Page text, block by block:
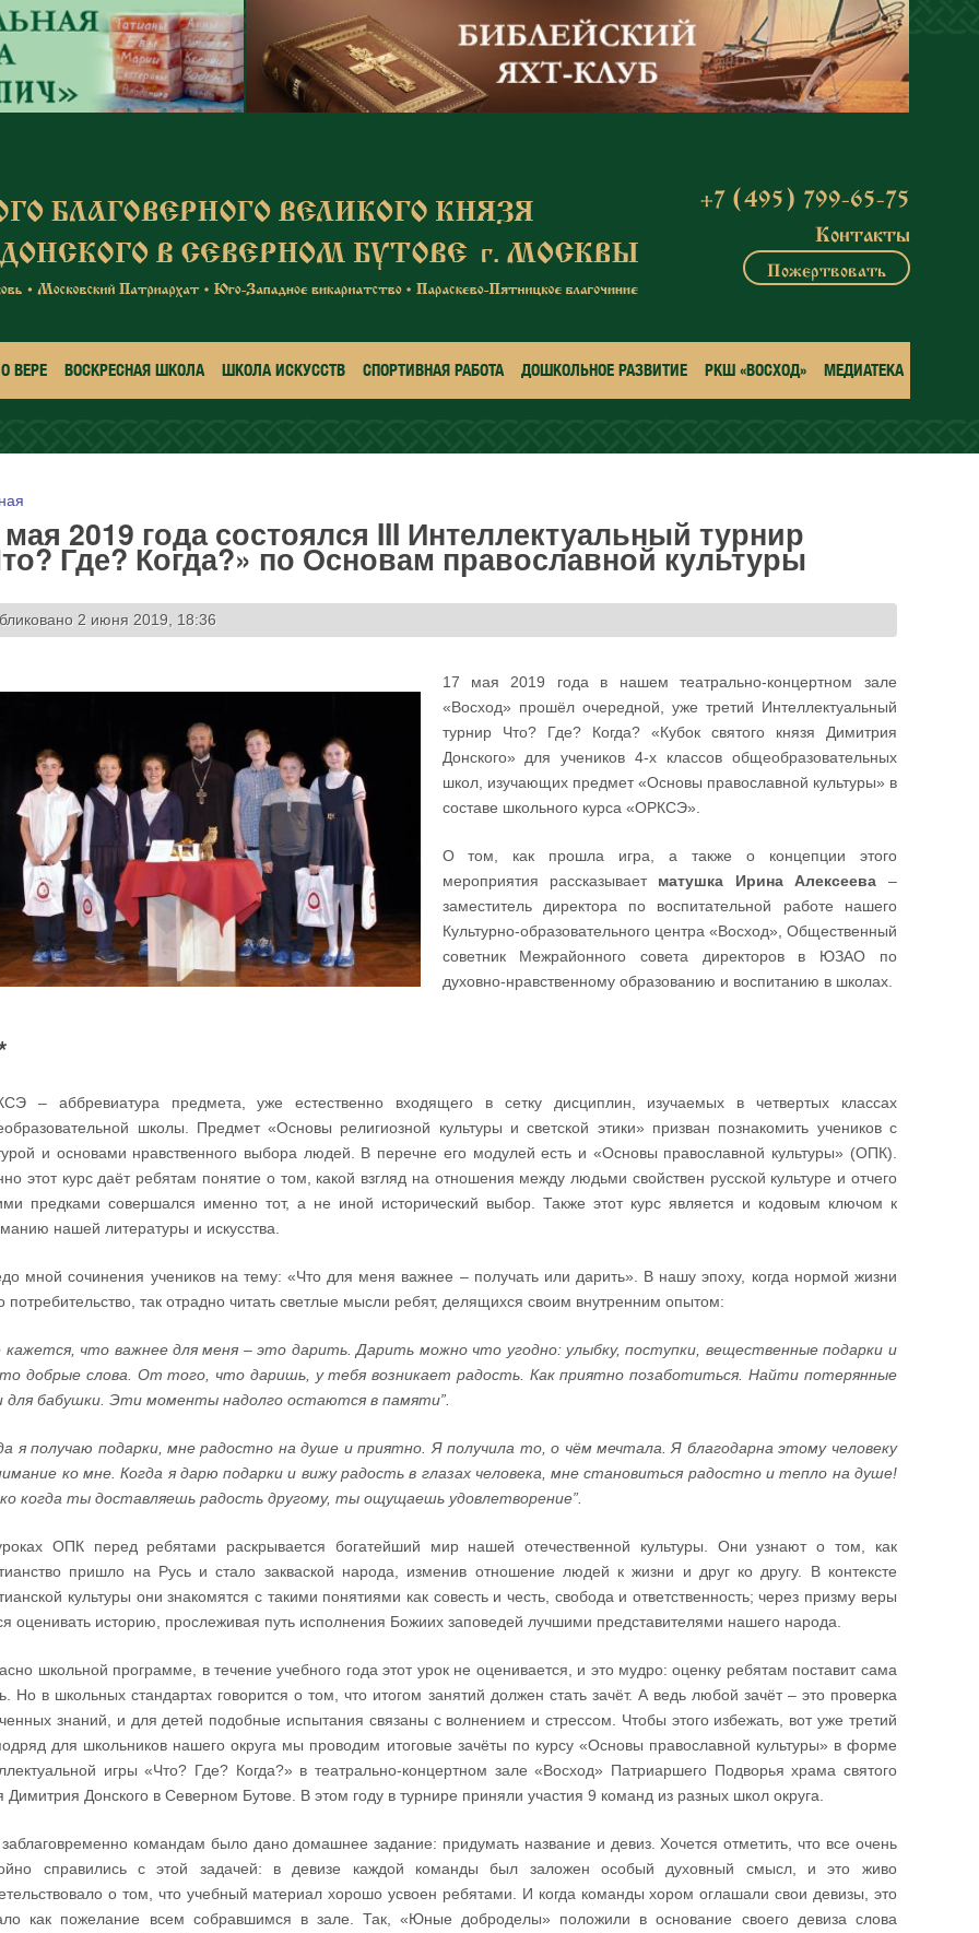
+7 (495) 799-65-75
Контакты
Пожертвовать
О ВЕРЕ ВОСКРЕСНАЯ ШКОЛА ШКОЛА ИСКУССТВ СПОРТИВНАЯ РАБОТА ДОШКОЛЬНОЕ РАЗВИТИЕ РКШ «ВОСХОД» МЕДИАТЕКА
мая 2019 года состоялся III Интеллектуальный турнир
Где? Когда?» по Основам православной культуры
2 июня 2019, 18:36
17 мая 2019 года в нашем театрально-концертном зале
«Восход» прошёл очередной, уже третий Интеллектуальный
турнир Что? Где? Когда? «Кубок святого князя Димитрия
Донского» для учеников 4-х классов общеобразовательных
школ, изучающих предмет «Основы православной культуры» в
составе школьного курса «ОРКСЭ».
О том, как прошла игра, а также о концепции этого
мероприятия рассказывает матушка Ирина Алексеева –
заместитель директора по воспитательной работе нашего
Культурно-образовательного центра «Восход», Общественный
советник Межрайонного совета директоров в ЮЗАО по
духовно-нравственному образованию и воспитанию в школах.
– аббревиатура предмета, уже естественно входящего в сетку дисциплин, изучаемых в четвертых классах
школы. Предмет «Основы религиозной культуры и светской этики» призван познакомить учеников с
и основами нравственного выбора людей. В перечне его модулей есть и «Основы православной культуры» (ОПК).
этот курс даёт ребятам понятие о том, какой взгляд на отношения между людьми свойствен русской культуре и отчего
предками совершался именно тот, а не иной исторический выбор. Также этот курс является и кодовым ключом к
нашей литературы и искусства.
мной сочинения учеников на тему: «Что для меня важнее – получать или дарить». В нашу эпоху, когда нормой жизни
потребительство, так отрадно читать светлые мысли ребят, делящихся своим внутренним опытом:
кажется, что важнее для меня – это дарить. Дарить можно что угодно: улыбку, поступки, вещественные подарки и
добрые слова. От того, что даришь, у тебя возникает радость. Как приятно позаботиться. Найти потерянные
для бабушки. Эти моменты надолго остаются в памяти”.
я получаю подарки, мне радостно на душе и приятно. Я получила то, о чём мечтала. Я благодарна этому человеку
ко мне. Когда я дарю подарки и вижу радость в глазах человека, мне становиться радостно и тепло на душе!
когда ты доставляешь радость другому, ты ощущаешь удовлетворение”.
ОПК перед ребятами раскрывается богатейший мир нашей отечественной культуры. Они узнают о том, как
пришло на Русь и стало закваской народа, изменив отношение людей к жизни и друг ко другу. В контексте
культуры они знакомятся с такими понятиями как совесть и честь, свобода и ответственность; через призму веры
оценивать историю, прослеживая путь исполнения Божиих заповедей лучшими представителями нашего народа.
школьной программе, в течение учебного года этот урок не оценивается, и это мудро: оценку ребятам поставит сама
Но в школьных стандартах говорится о том, что итогом занятий должен стать зачёт. А ведь любой зачёт – это проверка
знаний, и для детей подобные испытания связаны с волнением и стрессом. Чтобы этого избежать, вот уже третий
для школьников нашего округа мы проводим итоговые зачёты по курсу «Основы православной культуры» в форме
игры «Что? Где? Когда?» в театрально-концертном зале «Восход» Патриаршего Подворья храма святого
Димитрия Донского в Северном Бутове. В этом году в турнире приняли участия 9 команд из разных школ округа.
командам было дано домашнее задание: придумать название и девиз. Хочется отметить, что все очень
справились с этой задачей: в девизе каждой команды был заложен особый духовный смысл, и это живо
о том, что учебный материал хорошо усвоен ребятами. И когда команды хором оглашали свои девизы, это
как пожелание всем собравшимся в зале. Так, «Юные доброделы» положили в основание своего девиза слова